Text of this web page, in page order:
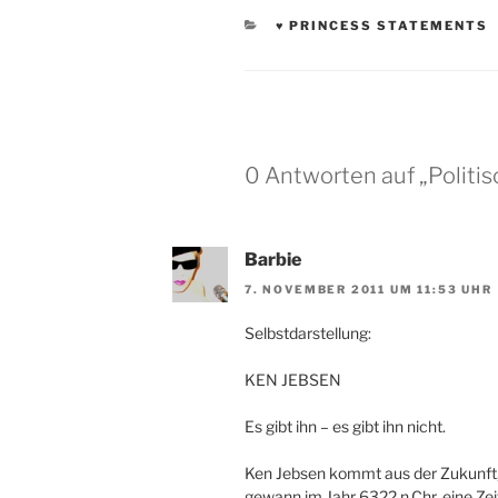
KATEGORIEN
♥ PRINCESS STATEMENTS
0 Antworten auf
Barbie
7. NOVEMBER 2011 UM 11:53 UHR
Selbstdarstellung:
KEN JEBSEN
Es gibt ihn – es gibt ihn nicht.
Ken Jebsen kommt aus der